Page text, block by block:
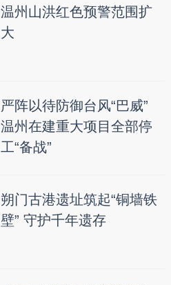
温州山洪红色预警范围扩
大
严阵以待防御台风“巴威”
温州在建重大项目全部停
工“备战”
朔门古港遗址筑起“铜墙铁
壁” 守护千年遗存